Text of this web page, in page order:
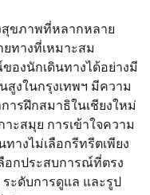
สุขภาพที่หลากหลาย
ทางที่เหมาะสม
องนักเดินทางได้อย่างมี
งในกรุงเทพฯ มีความ
ารฝึกสมาธิในเชียงใหม่
ะสมุย การเข้าใจความ
างไม่เลือกรีทรีตเพียง
อกประสบการณ์ที่ตรง
ะดับการดูแล และรูป